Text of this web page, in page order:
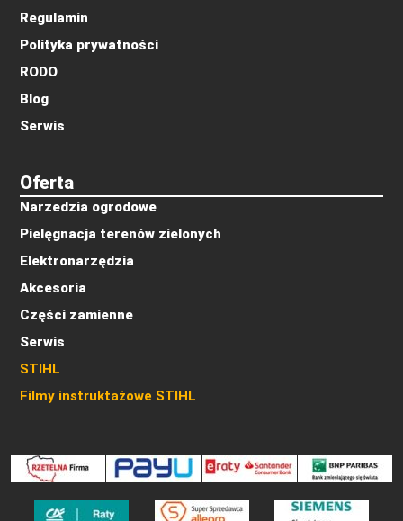
Oferta
Narzedzia ogrodowe
Pielęgnacja terenów zielonych
Elektronarzędzia
Akcesoria
Części zamienne
Serwis
STIHL
Filmy instruktażowe STIHL
Regulamin
Polityka prywatności
RODO
Blog
Serwis